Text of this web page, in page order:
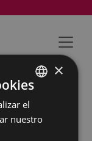
BASQUE
SPANISH
×
el
nuestro